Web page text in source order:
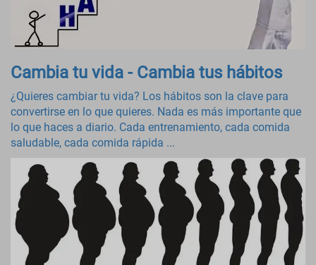
Cambia tu vida - Cambia tus hábitos
¿Quieres cambiar tu vida? Los hábitos son la clave para
convertirse en lo que quieres. Nada es más importante que
lo que haces a diario. Cada entrenamiento, cada comida
saludable, cada comida rápida ...